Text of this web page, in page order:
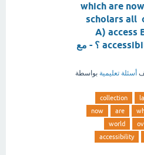
which are
scholars all
A) access
accessibility D) draw up ؟ - مع
أسئلة تعليمية بواسطة
collection
are
now
world
accessibility